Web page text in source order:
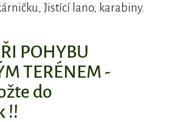
Jistící lano, karabiny.
POHYBU
TERÉNEM -
do
!!